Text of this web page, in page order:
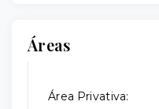
Áreas
Área Privativa: